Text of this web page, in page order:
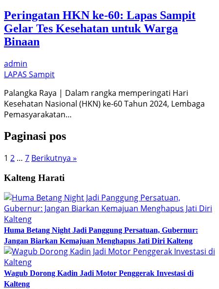
Peringatan HKN ke-60: Lapas Sampit
Gelar Tes Kesehatan untuk Warga
Binaan
admin
LAPAS Sampit
Palangka Raya | Dalam rangka memperingati Hari
Kesehatan Nasional (HKN) ke-60 Tahun 2024, Lembaga
Pemasyarakatan…
Paginasi pos
1 2 … 7 Berikutnya »
Kalteng Harati
Huma Betang Night Jadi Panggung Persatuan, Gubernur:
Jangan Biarkan Kemajuan Menghapus Jati Diri Kalteng
Wagub Dorong Kadin Jadi Motor Penggerak Investasi di
Kalteng